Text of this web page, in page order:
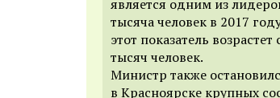
является одним из
тысяча человек в 2017
этот показатель
тысяч человек.
Министр также
в Красноярске крупных